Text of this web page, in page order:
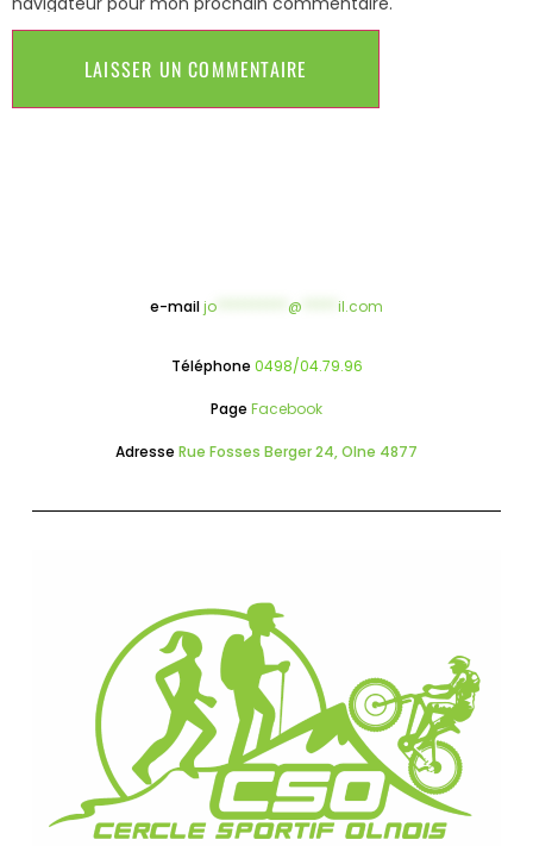
e-mailjo @ il.com
Téléphone 0498/04.79.96
Page Facebook
Adresse Rue Fosses Berger 24, Olne 4877